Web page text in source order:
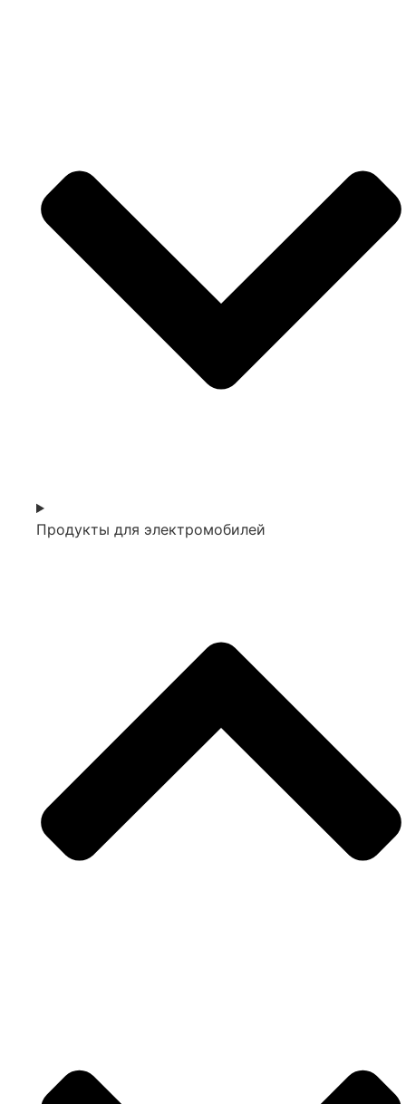
Продукты для электромобилей